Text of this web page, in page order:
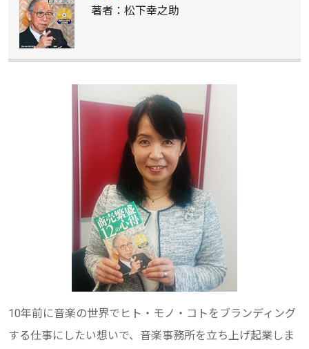
著者：松下幸之助
10年前に音楽の世界でヒト・モノ・コトをブランディング
する仕事にしたい想いで、音楽事務所を立ち上げ起業しま